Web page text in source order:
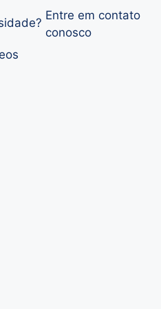
Entre em contato
conosco